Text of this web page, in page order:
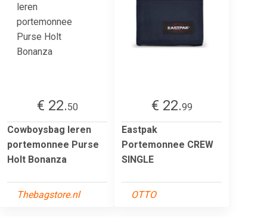
€ 22.50
Cowboysbag leren
portemonnee Purse
Holt Bonanza
Thebagstore.nl
€ 22.99
Eastpak
Portemonnee CREW
SINGLE
OTTO